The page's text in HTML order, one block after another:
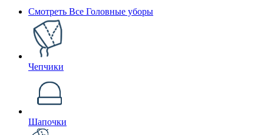
Смотреть Все Головные уборы
Чепчики
Шапочки